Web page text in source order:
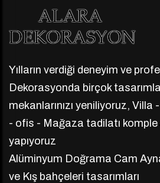
Yılların verdiği deneyim ve
Dekorasyonda birçok
mekanlarınızı yeniliyoruz,
- ofis - Mağaza tadilatı
yapıyoruz
Alüminyum Doğrama Cam
ve Kış bahçeleri tasarımları